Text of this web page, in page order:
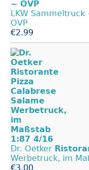
LKW Sammeltruck
OVP
€2.99
Dr. Oetker
Werbetruck, im
€3.00